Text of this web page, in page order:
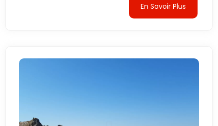
En Savoir Plus